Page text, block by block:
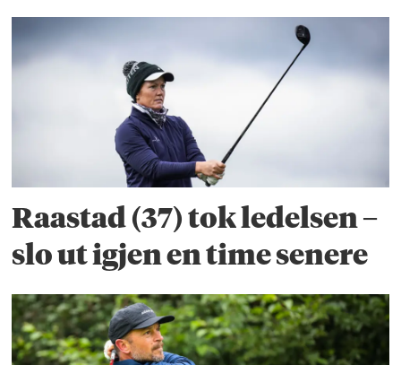
Raastad (37) tok ledelsen –
slo ut igjen en time senere